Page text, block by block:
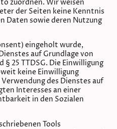
zuordnen. Wir weisen
der Seiten keine Kenntnis
Daten sowie deren Nutzung
eingeholt wurde,
auf Grundlage von
§ 25 TTDSG. Die Einwilligung
keine Einwilligung
des Dienstes auf
Interesses an einer
in den Sozialen
Tools